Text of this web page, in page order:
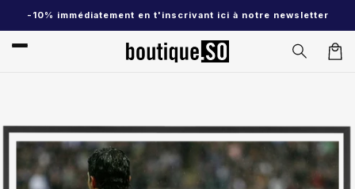
passer
au
contenu
-10% immédiatement en t'inscrivant ici à notre newsletter